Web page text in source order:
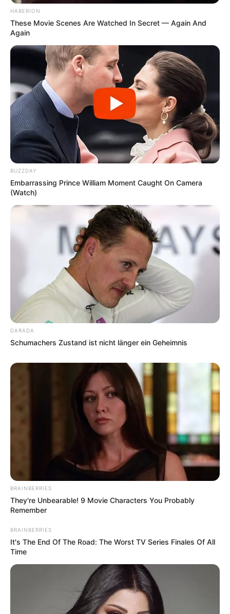
deutschen Esskultur, ein Symbol der
Vergangenheit, Gegenwart und Zukunft. Durch
die Zubereitung und den Genuss dieses
köstlichen Gerichts können wir nicht nur die
Aromen der Vergangenheit erleben, sondern
auch die Erinnerung an die Menschen und
Geschichten bewahren, die es geprägt haben.
Soljanka ist mehr als nur ein Gericht – es ist
eine Verbindung zu unseren Wurzeln, eine Feier
der Vielfalt und eine Erinnerung an die Kraft der
Küche, um Menschen zusammenzubringen.
Guten Appetit!
HABERION
These Movie Scenes Are Watched In Secret — Again And
Again
BUZZDAY
Embarrassing Prince William Moment Caught On Camera
(Watch)
DARADA
Schumachers Zustand ist nicht länger ein Geheimnis
BRAINBERRIES
They're Unbearable! 9 Movie Characters You Probably
Remember
BRAINBERRIES
It's The End Of The Road: The Worst TV Series Finales Of All
Time